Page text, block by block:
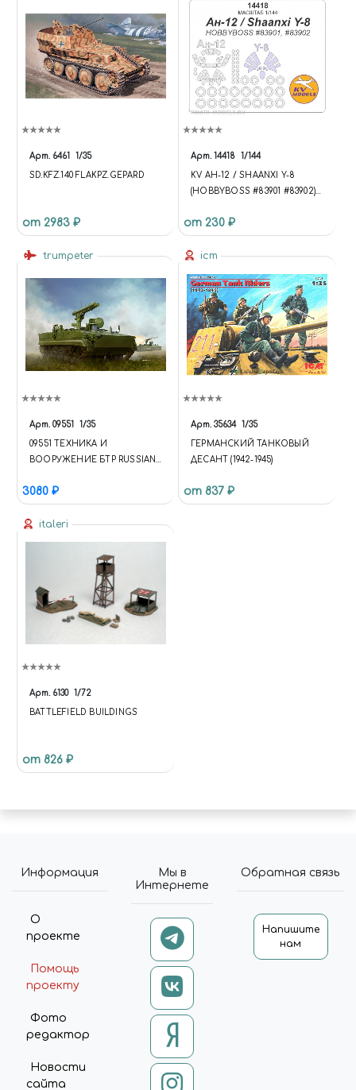
Арт. 6461 1/35
SD.KFZ.140 FLAKPZ.GEPARD
от 2983 ₽
Арт. 14418 1/144
KV АН-12 / SHAANXI Y-8
(HOBBYBOSS #83901 #83902) +
КОЛЕСА
от 230 ₽
trumpeter
Арт. 09551 1/35
09551 ТЕХНИКА И
ВООРУЖЕНИЕ БТР RUSSIAN
ANTI-TANK SYSTEM
3080 ₽
icm
Арт. 35634 1/35
ГЕРМАНСКИЙ ТАНКОВЫЙ
ДЕСАНТ (1942-1945)
от 837 ₽
italeri
Арт. 6130 1/72
BATTLEFIELD BUILDINGS
от 826 ₽
Информация
О
проекте
Помощь
проекту
Фото
редактор
Новости
сайта
Мы в
Интернете
Обратная связь
Напишите
нам